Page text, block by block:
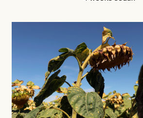
Jonas Lundström
Publicerad24 July, 2026
#23/2026
Jesper
är ganska
Jesper Lundby
Publicerad15 July, 2026